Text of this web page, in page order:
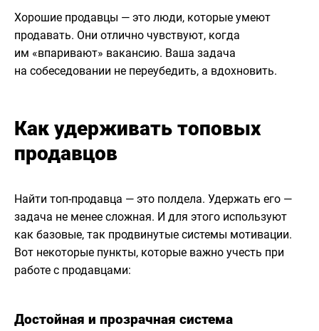
Хорошие продавцы — это люди, которые умеют
продавать. Они отлично чувствуют, когда
им «впаривают» вакансию. Ваша задача
на собеседовании не переубедить, а вдохновить.
Как удерживать топовых
продавцов
Найти топ-продавца — это полдела. Удержать его —
задача не менее сложная. И для этого используют
как базовые, так продвинутые системы мотивации.
Вот некоторые пункты, которые важно учесть при
работе с продавцами:
Достойная и прозрачная система